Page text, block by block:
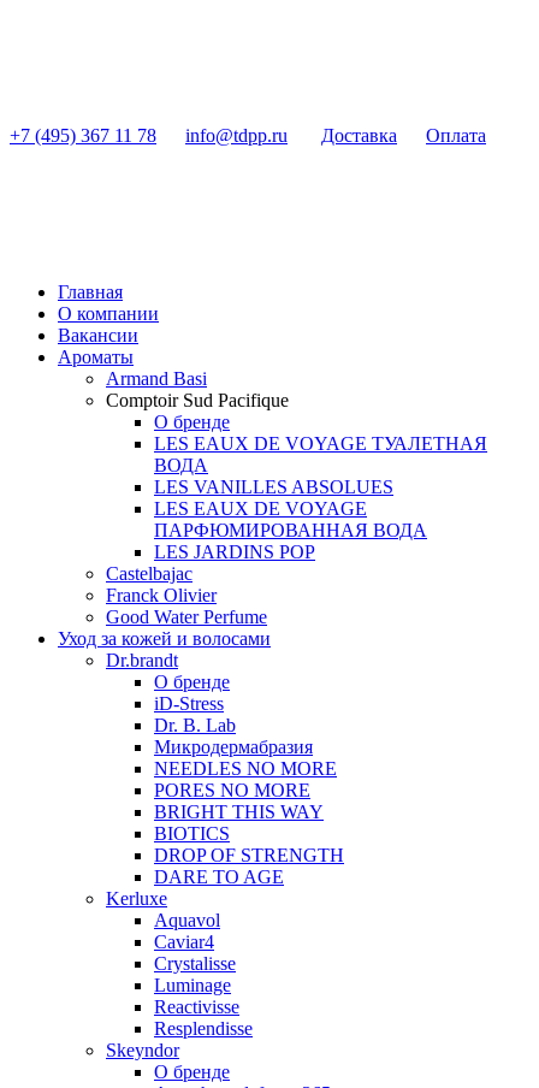
+7 (495) 367 11 78 info@tdpp.ru Доставка Оплата
Главная
О компании
Вакансии
Ароматы
Armand Basi
Comptoir Sud Pacifique
О бренде
LES EAUX DE VOYAGE ТУАЛЕТНАЯ
ВОДА
LES VANILLES ABSOLUES
LES EAUX DE VOYAGE
ПАРФЮМИРОВАННАЯ ВОДА
LES JARDINS POP
Castelbajac
Franck Olivier
Good Water Perfume
Уход за кожей и волосами
Dr.brandt
О бренде
iD-Stress
Dr. B. Lab
Микродермабразия
NEEDLES NO MORE
PORES NO MORE
BRIGHT THIS WAY
BIOTICS
DROP OF STRENGTH
DARE TO AGE
Kerluxe
Aquavol
Caviar4
Crystalisse
Luminage
Reactivisse
Resplendisse
Skeyndor
О бренде